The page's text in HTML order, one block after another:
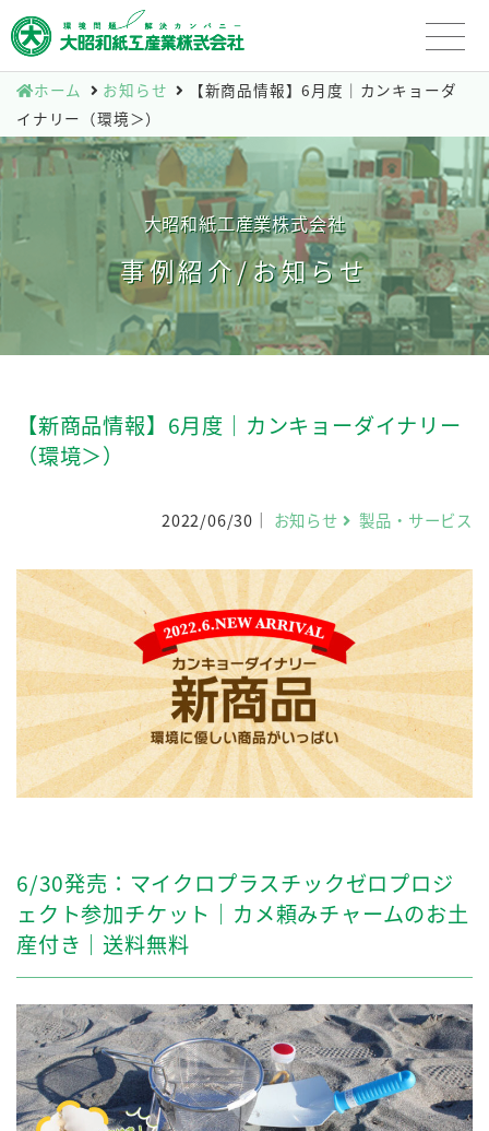
ホーム お知らせ
【新商品情報】6月度｜カンキョーダ
イナリー（環境＞）
大昭和紙工産業株式会社
事例紹介/お知らせ
【新商品情報】6月度｜カンキョーダイナリー
（環境＞）
2022/06/30 お知らせ 製品・サービス
6/30発売：マイクロプラスチックゼロプロジ
ェクト参加チケット｜カメ頼みチャームのお土
産付き｜送料無料